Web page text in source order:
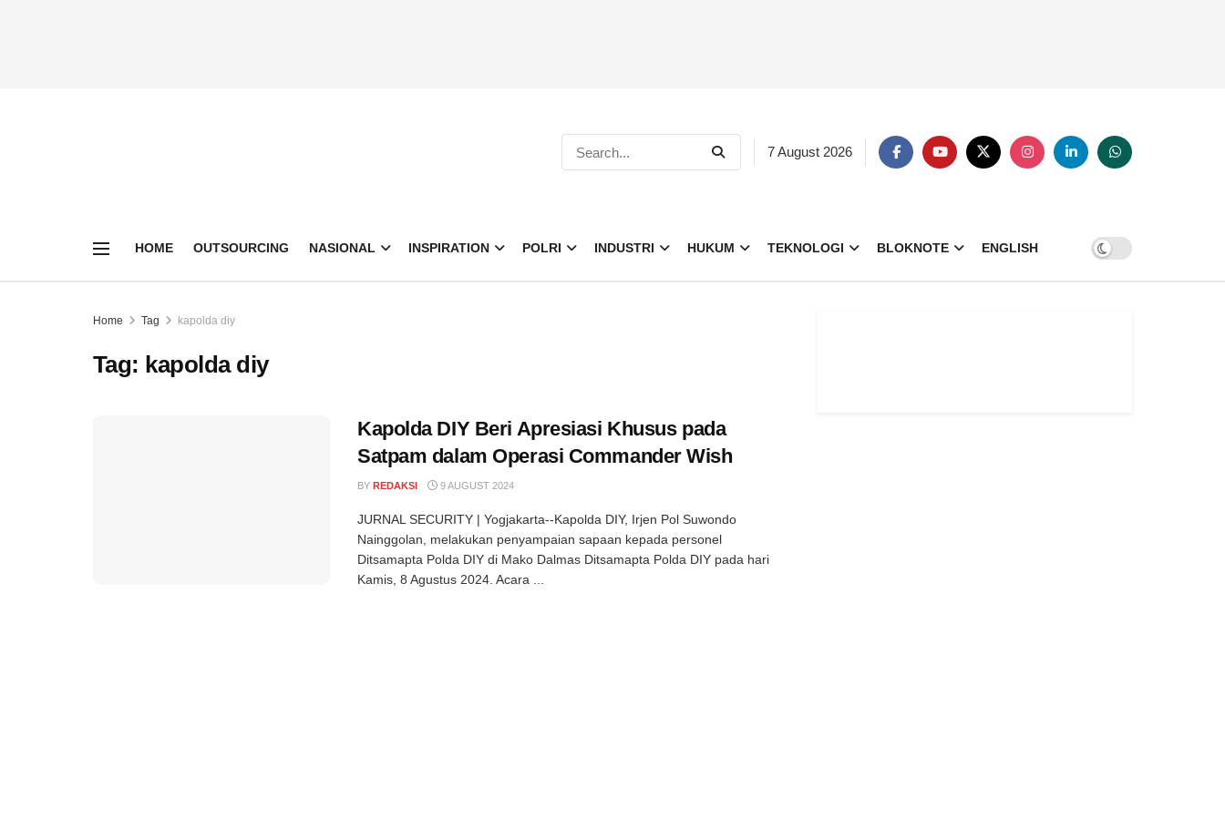
7 August 2026
HOME OUTSOURCING NASIONAL INSPIRATION POLRI INDUSTRI HUKUM TEKNOLOGI BLOKNOTE ENGLISH
Home Tag kapolda diy
Tag: kapolda diy
Kapolda DIY Beri Apresiasi Khusus pada
Satpam dalam Operasi Commander Wish
BY REDAKSI 9 AUGUST 2024
JURNAL SECURITY | Yogjakarta--Kapolda DIY, Irjen Pol Suwondo
Nainggolan, melakukan penyampaian sapaan kepada personel
Ditsamapta Polda DIY di Mako Dalmas Ditsamapta Polda DIY pada hari
Kamis, 8 Agustus 2024. Acara ...